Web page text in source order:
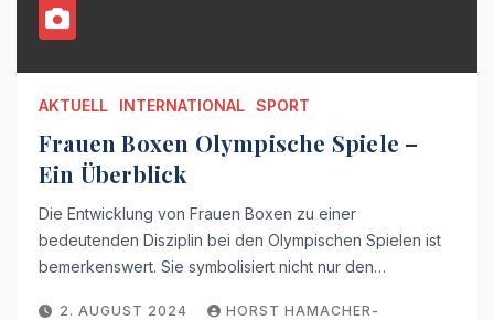
AKTUELL INTERNATIONAL SPORT
Frauen Boxen Olympische Spiele –
Ein Überblick
Die Entwicklung von Frauen Boxen zu einer
bedeutenden Disziplin bei den Olympischen Spielen ist
bemerkenswert. Sie symbolisiert nicht nur den…
2. AUGUST 2024
HORST HAMACHER-